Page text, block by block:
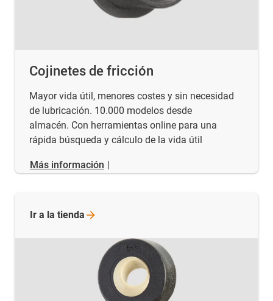
Cojinetes de fricción
Mayor vida útil, menores costes y sin necesidad
de lubricación. 10.000 modelos desde
almacén. Con herramientas online para una
rápida búsqueda y cálculo de la vida útil
Más información |
Ir a la tienda